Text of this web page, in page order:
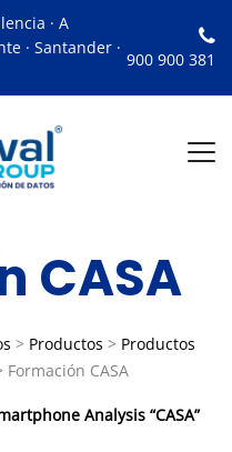
· A
· Santander ·
900 900 381
CASA
> Productos > Productos
Formación CASA
Analysis “CASA”